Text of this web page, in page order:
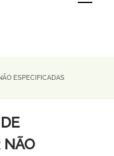
ESPECIFICADAS
NÃO